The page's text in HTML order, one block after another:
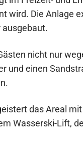
wird. Die Anlage
nicht nur
und einen
das Areal
Wasserski-Lift,